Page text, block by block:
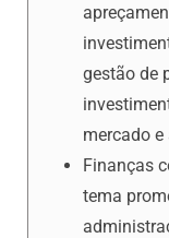
gestão de
mercado
Finanças
tema